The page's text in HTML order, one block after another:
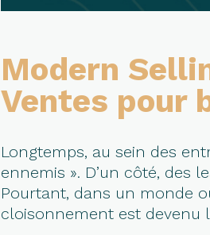
Modern
Ventes pour
Longtemps, au sein des
ennemis ». D’un côté, des
Pourtant, dans un monde
cloisonnement est devenu